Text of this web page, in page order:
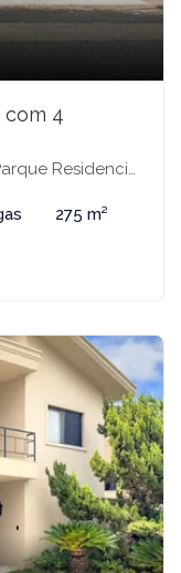
com 4
São José do Rio Preto-SP
275 m²